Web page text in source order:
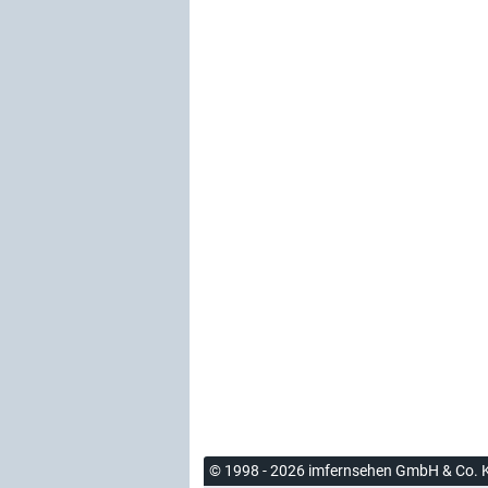
© 1998 - 2026 imfernsehen GmbH & Co.